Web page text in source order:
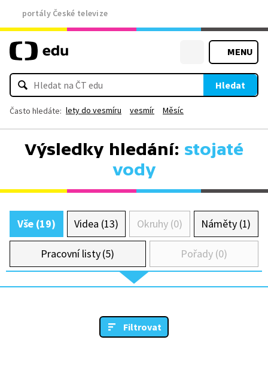
portály České televize
MENU
Hledat
Často hledáte: lety do vesmíru vesmír Měsíc
Výsledky hledání: stojaté
vody
Vše (19) Videa (13) Okruhy (0) Náměty (1)
Pracovní listy (5) Pořady (0)
Filtrovat